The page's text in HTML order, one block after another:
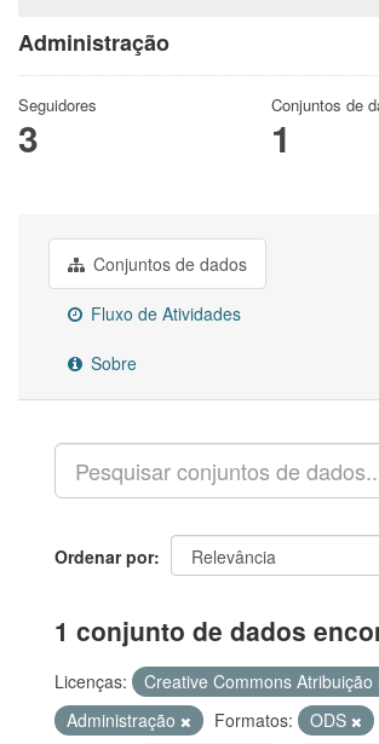
Administração
Seguidores
3
Conjuntos de
1
Conjuntos de dados
Fluxo de Atividades
Sobre
Ordenar por
1 conjunto de dados
Licenças: Creative Commons Atribuição
Administração
Formatos: ODS